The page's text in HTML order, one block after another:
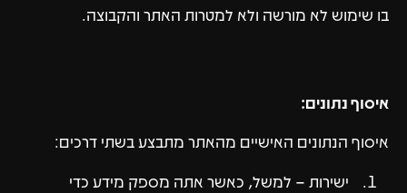
בו שימוש לא מורשה ולא למטרות האתר והקבוצה.
איסוף נתונים:
איסוף הנתונים האישיים מהאתר מתבצע בשתי דרכים:
ישירות – למשל, כאשר אתה מספק מידע כדי